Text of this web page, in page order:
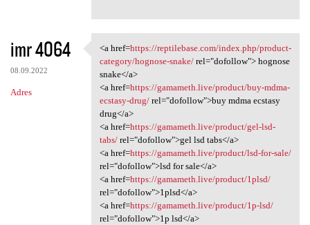
imr 4064
08.09.2022
Adres
<a href=https://reptilebase
<a href=https://reptilebase.com/index.php/product-
category/hognose-snake/rel="dofollow"> hognose
snake</a>
<a href=https://gamameth.live/product/buy-mdma-
ecstasy-drug/rel="dofollow">buy mdma ecstasy
drug</a>
<a href=https://gamameth.live/product/gel-lsd-
tabs/rel="dofollow">gel lsd tabs</a>
<a href=https://gamameth.live/product/lsd-for-sale/
rel="dofollow">lsd for sale</a>
<a href=https://gamameth.live/product/1plsd/
rel="dofollow">1plsd</a>
<a href=https://gamameth.live/product/1p-lsd/
rel="dofollow">1p lsd</a>